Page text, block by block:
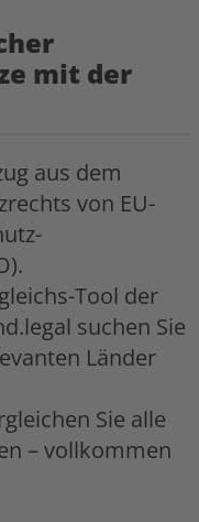
mit der
aus dem
von EU-
Tool der
suchen Sie
Länder
Sie alle
– vollkommen